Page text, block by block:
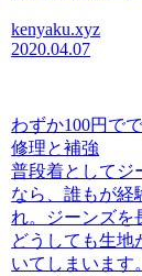
kenyaku.xyz
2020.04.07
わずか100円で
修理と補強
普段着としてジ
なら、誰もが経
れ。ジーンズを
どうしても生地
いてしまいます